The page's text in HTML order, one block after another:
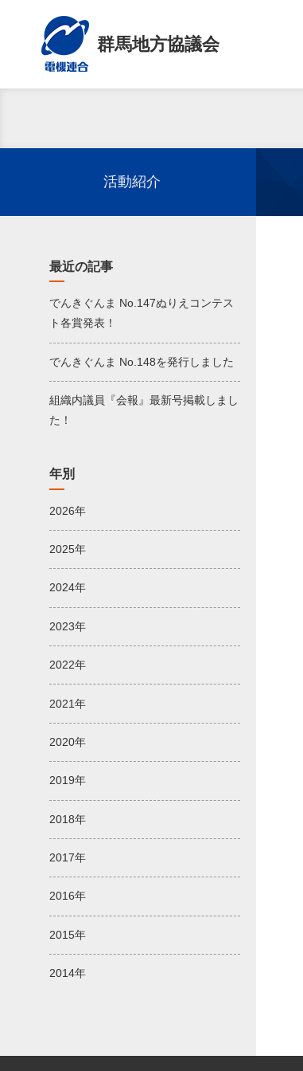
群馬地方協議会
活動紹介
最近の記事
でんきぐんま No.147ぬりえコンテス
ト各賞発表！
でんきぐんま No.148を発行しました
組織内議員『会報』最新号掲載しまし
た！
年別
2026年
2025年
2024年
2023年
2022年
2021年
2020年
2019年
2018年
2017年
2016年
2015年
2014年